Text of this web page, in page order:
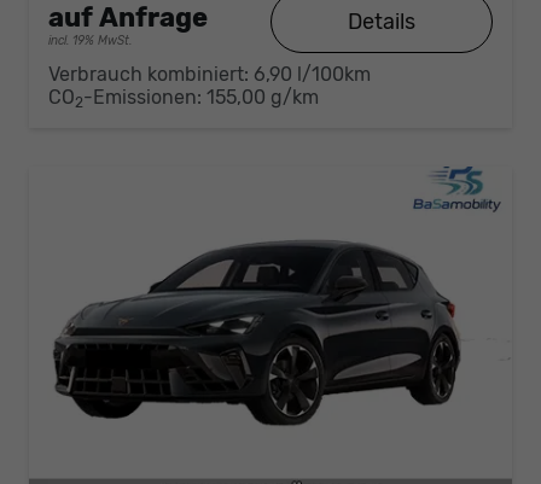
auf Anfrage
incl. 19% MwSt.
Details
Verbrauch kombiniert: 6,90 l/100km
CO2-Emissionen: 155,00 g/km